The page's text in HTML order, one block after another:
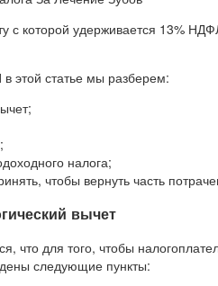
которой удерживается 13%
этой статье мы разберем:
налога;
чтобы вернуть часть
вычет
что для того, чтобы
следующие пункты: